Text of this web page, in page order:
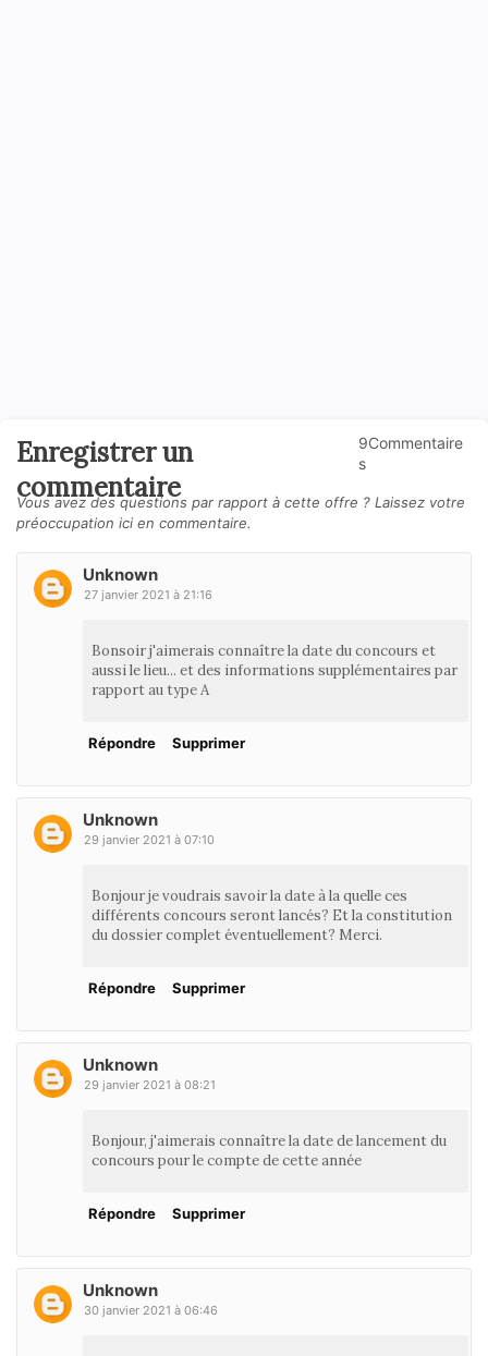
Enregistrer un
commentaire
9Commentaire
s
Vous avez des questions par rapport à cette offre ? Laissez votre
préoccupation ici en commentaire.
Unknown
27 janvier 2021 à 21:16
Bonsoir j'aimerais connaître la date du concours et
aussi le lieu... et des informations supplémentaires par
rapport au type A
Répondre Supprimer
Unknown
29 janvier 2021 à 07:10
Bonjour je voudrais savoir la date à la quelle ces
différents concours seront lancés? Et la constitution
du dossier complet éventuellement? Merci.
Répondre Supprimer
Unknown
29 janvier 2021 à 08:21
Bonjour, j'aimerais connaître la date de lancement du
concours pour le compte de cette année
Répondre Supprimer
Unknown
30 janvier 2021 à 06:46